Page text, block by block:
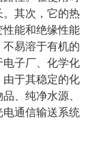
其次，它的热
性能和绝缘性能
易溶于有机的
子厂、化学化
由于其稳定的化
、纯净水源、
通信输送系统